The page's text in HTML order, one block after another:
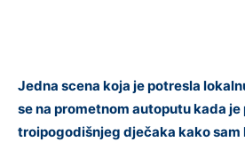
Jedna scena koja je potresla
se na prometnom autoputu kada
troipogodišnjeg dječaka kako